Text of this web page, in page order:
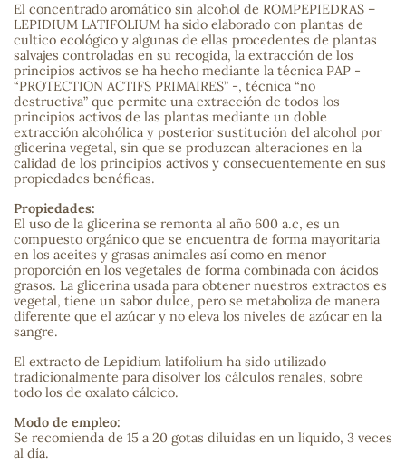
El concentrado aromático sin alcohol de ROMPEPIEDRAS –
LEPIDIUM LATIFOLIUM ha sido elaborado con plantas de
cultico ecológico y algunas de ellas procedentes de plantas
salvajes controladas en su recogida, la extracción de los
principios activos se ha hecho mediante la técnica PAP -
“PROTECTION ACTIFS PRIMAIRES” -, técnica “no
destructiva” que permite una extracción de todos los
principios activos de las plantas mediante un doble
extracción alcohólica y posterior sustitución del alcohol por
glicerina vegetal, sin que se produzcan alteraciones en la
calidad de los principios activos y consecuentemente en sus
propiedades benéficas.
Propiedades:
El uso de la glicerina se remonta al año 600 a.c, es un
compuesto orgánico que se encuentra de forma mayoritaria
en los aceites y grasas animales así como en menor
proporción en los vegetales de forma combinada con ácidos
grasos. La glicerina usada para obtener nuestros extractos es
vegetal, tiene un sabor dulce, pero se metaboliza de manera
diferente que el azúcar y no eleva los niveles de azúcar en la
sangre.
El extracto de Lepidium latifolium ha sido utilizado
tradicionalmente para disolver los cálculos renales, sobre
todo los de oxalato cálcico.
Modo de empleo:
Se recomienda de 15 a 20 gotas diluidas en un líquido, 3 veces
al día.